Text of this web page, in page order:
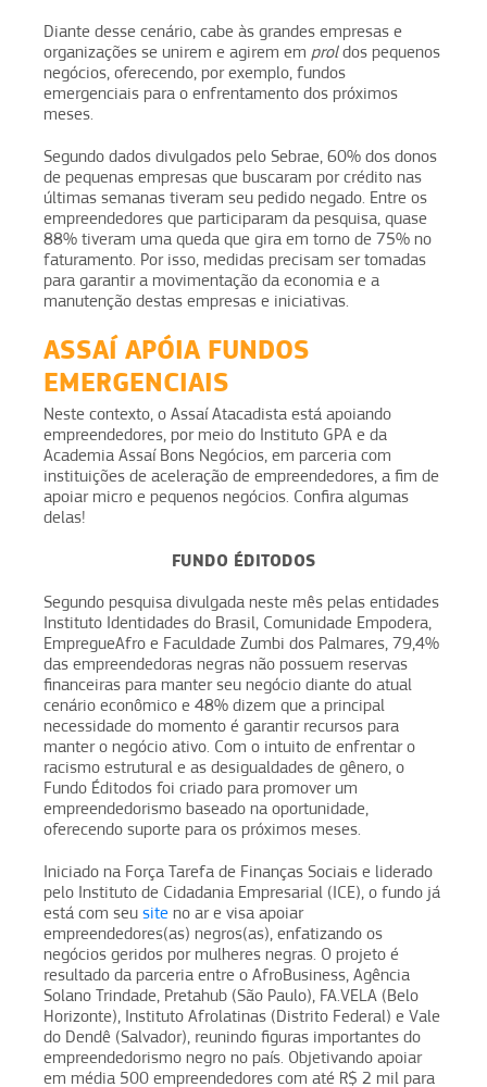
Diante desse cenário, cabe às grandes empresas e
organizações se unirem e agirem em proldos pequenos
negócios, oferecendo, por exemplo, fundos
emergenciais para o enfrentamento dos próximos
meses.
Segundo dados divulgados pelo Sebrae, 60% dos donos
de pequenas empresas que buscaram por crédito nas
últimas semanas tiveram seu pedido negado. Entre os
empreendedores que participaram da pesquisa, quase
88% tiveram uma queda que gira em torno de 75% no
faturamento. Por isso, medidas precisam ser tomadas
para garantir a movimentação da economia e a
manutenção destas empresas e iniciativas.
ASSAÍ APÓIA FUNDOS
EMERGENCIAIS
Neste contexto, o Assaí Atacadista está apoiando
empreendedores, por meio do Instituto GPA e da
Academia Assaí Bons Negócios, em parceria com
instituições de aceleração de empreendedores, a fim de
apoiar micro e pequenos negócios. Confira algumas
delas!
FUNDO ÉDITODOS
Segundo pesquisa divulgada neste mês pelas entidades
Instituto Identidades do Brasil, Comunidade Empodera,
EmpregueAfro e Faculdade Zumbi dos Palmares, 79,4%
das empreendedoras negras não possuem reservas
financeiras para manter seu negócio diante do atual
cenário econômico e 48% dizem que a principal
necessidade do momento é garantir recursos para
manter o negócio ativo. Com o intuito de enfrentar o
racismo estrutural e as desigualdades de gênero, o
Fundo Éditodos foi criado para promover um
empreendedorismo baseado na oportunidade,
oferecendo suporte para os próximos meses.
Iniciado na Força Tarefa de Finanças Sociais e liderado
pelo Instituto de Cidadania Empresarial (ICE), o fundo já
está com seu site no ar e visa apoiar
empreendedores(as) negros(as), enfatizando os
negócios geridos por mulheres negras. O projeto é
resultado da parceria entre o AfroBusiness, Agência
Solano Trindade, Pretahub (São Paulo), FA.VELA (Belo
Horizonte), Instituto Afrolatinas (Distrito Federal) e Vale
do Dendê (Salvador), reunindo figuras importantes do
empreendedorismo negro no país. Objetivando apoiar
em média 500 empreendedores com até R$ 2 mil para